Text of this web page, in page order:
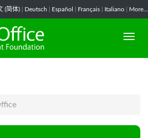
(简体) Deutsch Español Français Italiano More...